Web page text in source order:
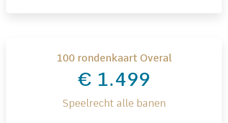
100 rondenkaart Overal
€ 1.499
Speelrecht alle banen